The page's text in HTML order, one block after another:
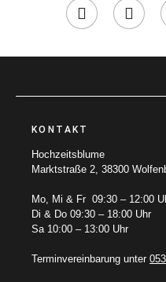
KONTAKT
Hochzeitsblume
Marktstraße 2, 38300
Mo, Mi & Fr 09:30 – 12:00
Di & Do 09:30 – 18:00 Uhr
Sa 10:00 – 13:00 Uhr
Terminvereinbarung unter